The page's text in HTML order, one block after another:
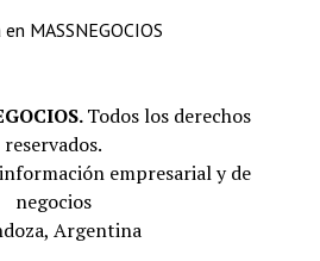
MASSNEGOCIOS
Todos los derechos
reservados.
empresarial y de
negocios
Argentina